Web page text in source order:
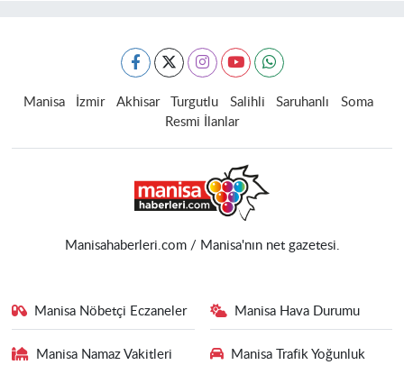
Manisa İzmir Akhisar Turgutlu Salihli Saruhanlı
Soma
Resmi İlanlar
Manisahaberleri.com / Manisa'nın net gazetesi.
Manisa Nöbetçi Eczaneler Manisa Hava Durumu
Manisa Namaz Vakitleri
Manisa Trafik Yoğunluk